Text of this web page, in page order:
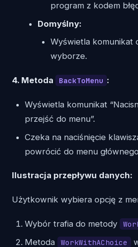
program z kodem
Domyślny:
Wyświetla komunikat
wyborze.
4. Metoda BackToMenu :
Wyświetla komunikat
przejść do menu”.
Czeka na naciśnięcie
powrócić do menu
Ilustracja przepływu danych:
Użytkownik wybiera opcję z
Wybór trafia do metody
Metoda
WorkWithAChoice